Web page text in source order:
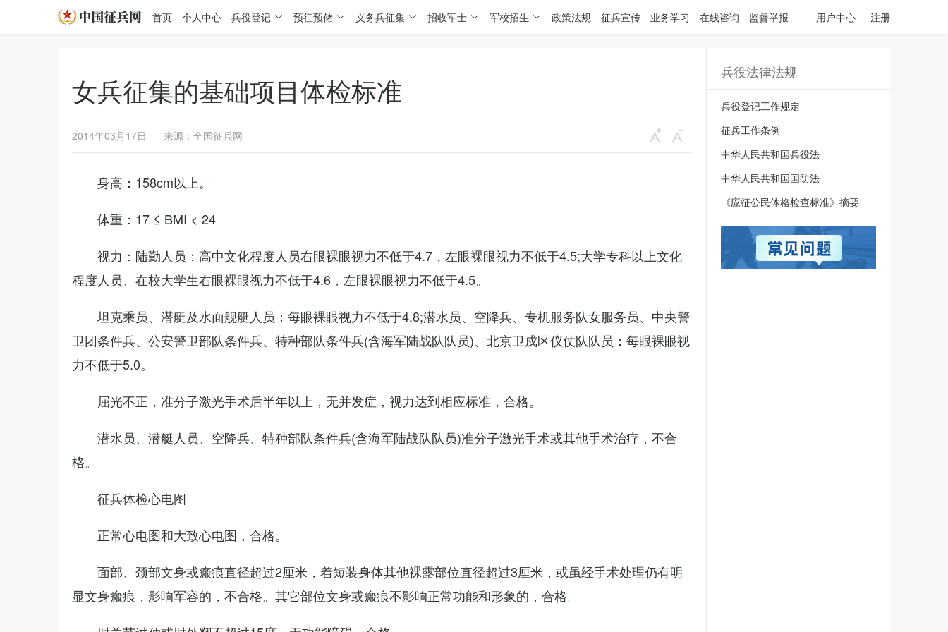
首页 个人中心 兵役登记 预征预储 义务兵征集 招收军士 军校招生 政策法规 征兵宣传 业务学习 在线咨询 监督举报 用户中心 注册
女兵征集的基础项目体检标准
2014年03月17日 来源：全国征兵网
身高：158cm以上。
体重：17 ≤ BMI < 24
视力：陆勤人员：高中文化程度人员右眼裸眼视力不低于4.7，左眼裸眼视力不低于4.5;大学专科以上文化
程度人员、在校大学生右眼裸眼视力不低于4.6，左眼裸眼视力不低于4.5。
坦克乘员、潜艇及水面舰艇人员：每眼裸眼视力不低于4.8;潜水员、空降兵、专机服务队女服务员、中央警
卫团条件兵、公安警卫部队条件兵、特种部队条件兵(含海军陆战队队员)、北京卫戍区仪仗队队员：每眼裸眼视
力不低于5.0。
屈光不正，准分子激光手术后半年以上，无并发症，视力达到相应标准，合格。
潜水员、潜艇人员、空降兵、特种部队条件兵(含海军陆战队队员)准分子激光手术或其他手术治疗，不合
格。
征兵体检心电图
正常心电图和大致心电图，合格。
面部、颈部文身或瘢痕直径超过2厘米，着短装身体其他裸露部位直径超过3厘米，或虽经手术处理仍有明
显文身瘢痕，影响军容的，不合格。其它部位文身或瘢痕不影响正常功能和形象的，合格。
兵役法律法规
兵役登记工作规定
征兵工作条例
中华人民共和国兵役法
中华人民共和国国防法
《应征公民体格检查标准》摘要